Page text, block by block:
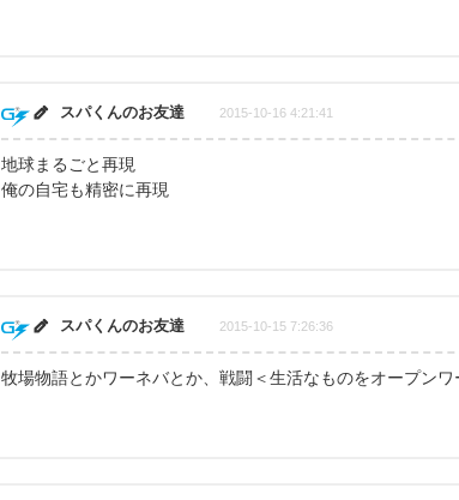
スパくんのお友達 2015-10-16 4:21:41
地球まるごと再現
俺の自宅も精密に再現
スパくんのお友達 2015-10-15 7:26:36
牧場物語とかワーネバとか、戦闘＜生活なものをオープン